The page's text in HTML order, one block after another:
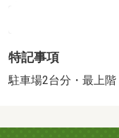
貸保証等：加入要
／ 月額：賃料総額
月・管理形態／管理
ーネット無料★敷金
Ｈ－Ｍ。室内設備も
特記事項
駐車場2台分・最上階